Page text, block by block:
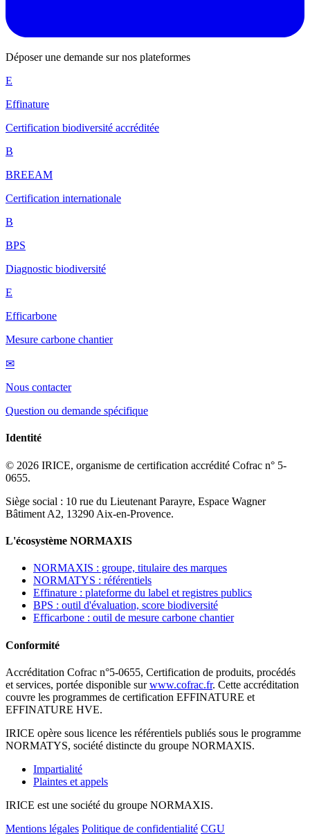
Déposer une demande sur nos plateformes
E
Effinature
Certification biodiversité accréditée
B
BREEAM
Certification internationale
B
BPS
Diagnostic biodiversité
E
Efficarbone
Mesure carbone chantier
✉
Nous contacter
Question ou demande spécifique
Identité
© 2026 IRICE, organisme de certification accrédité Cofrac n° 5-
0655.
Siège social : 10 rue du Lieutenant Parayre, Espace Wagner
Bâtiment A2, 13290 Aix-en-Provence.
L'écosystème NORMAXIS
NORMAXIS : groupe, titulaire des marques
NORMATYS : référentiels
Effinature : plateforme du label et registres publics
BPS : outil d'évaluation, score biodiversité
Efficarbone : outil de mesure carbone chantier
Conformité
Accréditation Cofrac n°5-0655, Certification de produits, procédés
et services, portée disponible surwww.cofrac.fr. Cette accréditation
couvre les programmes de certification EFFINATURE et
EFFINATURE HVE.
IRICE opère sous licence les référentiels publiés sous le programme
NORMATYS, société distincte du groupe NORMAXIS.
Impartialité
Plaintes et appels
IRICE est une société du groupe NORMAXIS.
Mentions légales Politique de confidentialité CGU